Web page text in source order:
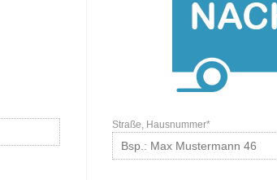
Straße, Hausnummer*